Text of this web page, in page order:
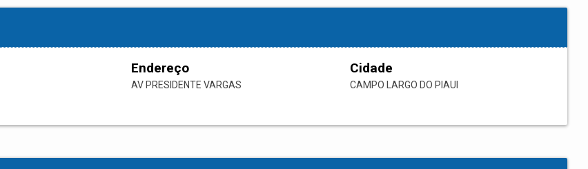
Endereço
AV PRESIDENTE VARGAS
Cidade
CAMPO LARGO DO PIAUI